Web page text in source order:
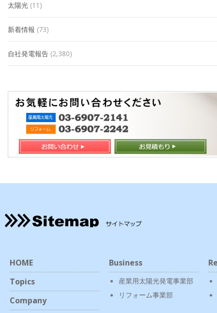
太陽光 (11)
新着情報 (73)
自社発電報告 (2,380)
HOME
Topics
Company
Business
産業用太陽光発電事業部
リフォーム事業部